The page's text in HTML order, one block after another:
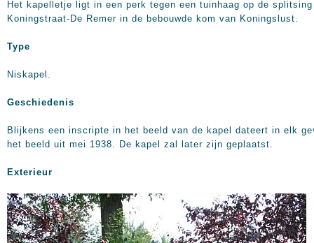
Het kapelletje ligt in een perk tegen een tuinhaag op de splitsing
Koningstraat-De Remer in de bebouwde kom van Koningslust.
Type
Niskapel.
Geschiedenis
Blijkens een inscripte in het beeld van de kapel dateert in elk
het beeld uit mei 1938. De kapel zal later zijn geplaatst.
Exterieur